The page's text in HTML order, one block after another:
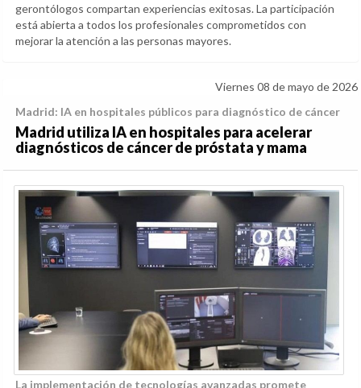
gerontólogos compartan experiencias exitosas. La participación
está abierta a todos los profesionales comprometidos con
mejorar la atención a las personas mayores.
Viernes 08 de mayo de 2026
Madrid: IA en hospitales públicos para diagnóstico de cáncer
Madrid utiliza IA en hospitales para acelerar
diagnósticos de cáncer de próstata y mama
La implementación de tecnologías avanzadas promete